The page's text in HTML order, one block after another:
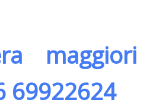
69922624